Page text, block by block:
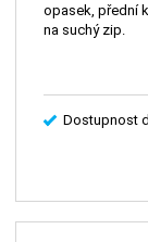
opasek, přední
na suchý zip.
Dostupnost